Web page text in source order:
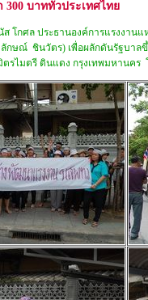
บาททั่วประเทศไทย
โกศล ประธานองค์การแรงงา
กษณ์ ชินวัตร) เพื่อผลักดันรัฐบาล
รไมตรี ดินแดง กรุงเทพมหานคร